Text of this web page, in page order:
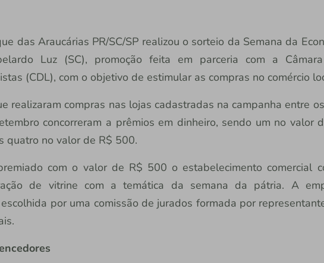
das Araucárias PR/SC/SP realizou o sorteio da Semana da
Luz (SC), promoção feita em parceria com a
(CDL), com o objetivo de estimular as compras no comércio
realizaram compras nas lojas cadastradas na campanha entre
concorreram a prêmios em dinheiro, sendo um no valor
quatro no valor de R$ 500.
com o valor de R$ 500 o estabelecimento comercial
de vitrine com a temática da semana da pátria. A
por uma comissão de jurados formada por